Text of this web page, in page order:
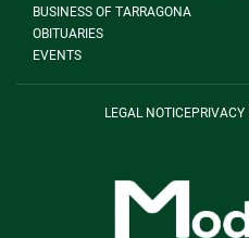
BUSINESS OF TARRAGONA
OBITUARIES
EVENTS
LEGAL NOTICEPRIVACY